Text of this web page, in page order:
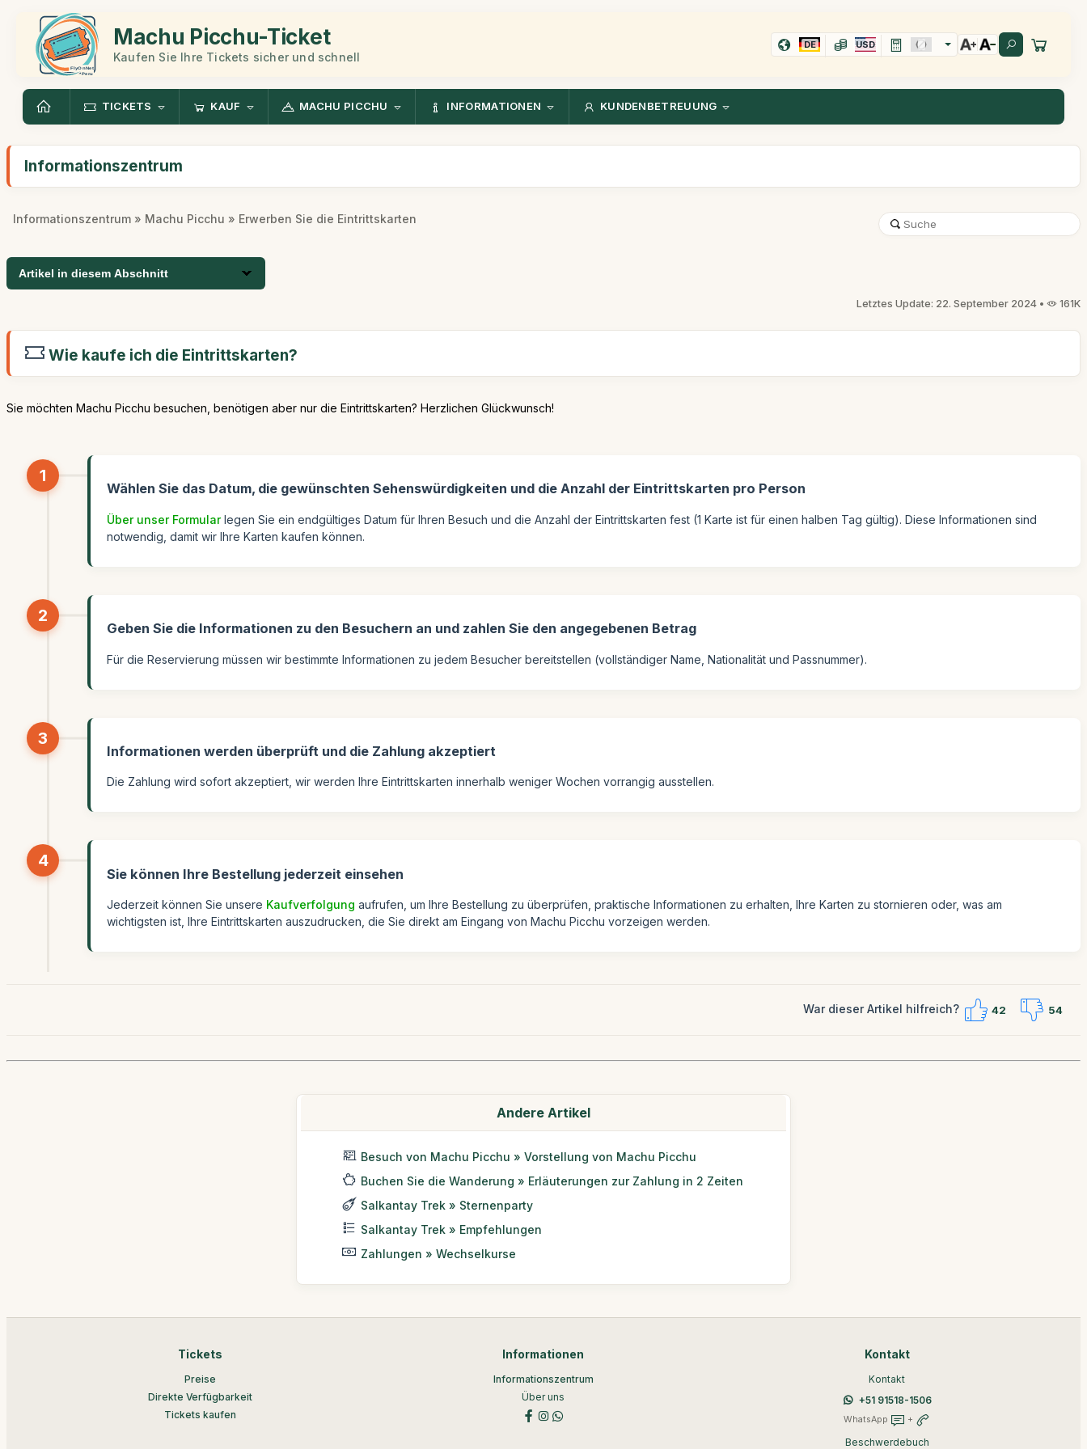
Machu Picchu-Ticket
Kaufen Sie Ihre Tickets sicher und schnell
DE USD
TICKETS KAUF MACHU PICCHU INFORMATIONEN KUNDENBETREUUNG
Informationszentrum
Informationszentrum » Machu Picchu » Erwerben Sie die Eintrittskarten
Artikel in diesem Abschnitt
Letztes Update: 22. September 2024 • 161K
Wie kaufe ich die Eintrittskarten?
Sie möchten Machu Picchu besuchen, benötigen aber nur die Eintrittskarten? Herzlichen Glückwunsch!
1
Wählen Sie das Datum, die gewünschten Sehenswürdigkeiten und die Anzahl der Eintrittskarten pro Person
Über unser Formularlegen Sie ein endgültiges Datum für Ihren Besuch und die Anzahl der Eintrittskarten fest (1 Karte ist für einen halben Tag gültig). Diese Informationen sind
notwendig, damit wir Ihre Karten kaufen können.
2
Geben Sie die Informationen zu den Besuchern an und zahlen Sie den angegebenen Betrag
Für die Reservierung müssen wir bestimmte Informationen zu jedem Besucher bereitstellen (vollständiger Name, Nationalität und Passnummer).
3
Informationen werden überprüft und die Zahlung akzeptiert
Die Zahlung wird sofort akzeptiert, wir werden Ihre Eintrittskarten innerhalb weniger Wochen vorrangig ausstellen.
4
Sie können Ihre Bestellung jederzeit einsehen
Jederzeit können Sie unsere Kaufverfolgung aufrufen, um Ihre Bestellung zu überprüfen, praktische Informationen zu erhalten, Ihre Karten zu stornieren oder, was am
wichtigsten ist, Ihre Eintrittskarten auszudrucken, die Sie direkt am Eingang von Machu Picchu vorzeigen werden.
War dieser Artikel hilfreich? 42 54
Andere Artikel
Besuch von Machu Picchu » Vorstellung von Machu Picchu
Buchen Sie die Wanderung » Erläuterungen zur Zahlung in 2 Zeiten
Salkantay Trek » Sternenparty
Salkantay Trek » Empfehlungen
Zahlungen » Wechselkurse
Tickets
Preise
Direkte Verfügbarkeit
Tickets kaufen
Informationen
Informationszentrum
Über uns
Kontakt
Kontakt
+51 91518-1506
WhatsApp +
Beschwerdebuch